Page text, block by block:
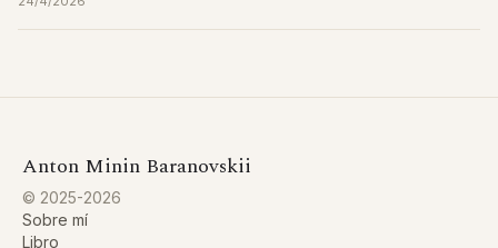
Anton Minin Baranovskii
© 2025-2026
Sobre mí
Libro